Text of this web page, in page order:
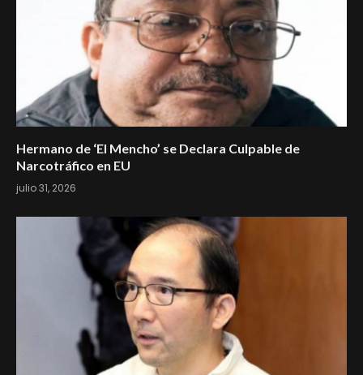
Hermano de ‘El Mencho’ se Declara Culpable de
Narcotráfico en EU
julio 31, 2026